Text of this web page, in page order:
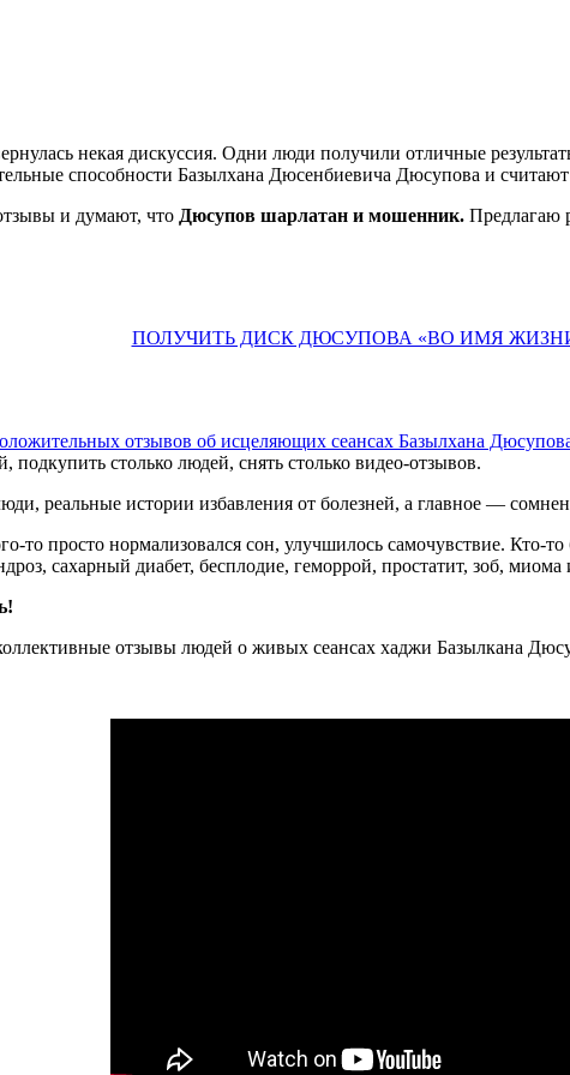
некая дискуссия. Одни люди получили отличные
способности Базылхана Дюсенбиевича Дюсупова и считают
и думают, что Дюсупов шарлатан и мошенник. Предлагаю
ПОЛУЧИТЬ ДИСК ДЮСУПОВА «ВО ИМЯ
отзывов об исцеляющих сеансах Базылхана
подкупить столько людей, снять столько видео-отзывов.
реальные истории избавления от болезней, а главное —
то просто нормализовался сон, улучшилось самочувствие. Кто-
сахарный диабет, бесплодие, геморрой, простатит, зоб, миома
отзывы людей о живых сеансах хаджи Базылкана